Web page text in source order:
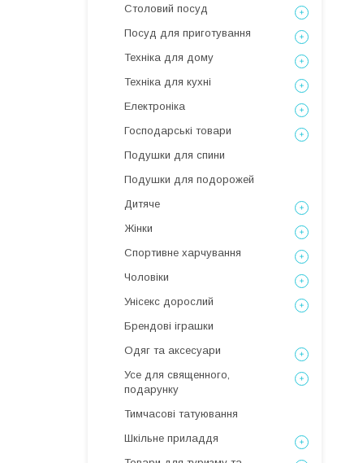
Столовий посуд
Посуд для приготування
Техніка для дому
Техніка для кухні
Електроніка
Господарські товари
Подушки для спини
Подушки для подорожей
Дитяче
Жінки
Спортивне харчування
Чоловіки
Унісекс дорослий
Брендові іграшки
Одяг та аксесуари
Усе для священного,
подарунку
Тимчасові татуювання
Шкільне приладдя